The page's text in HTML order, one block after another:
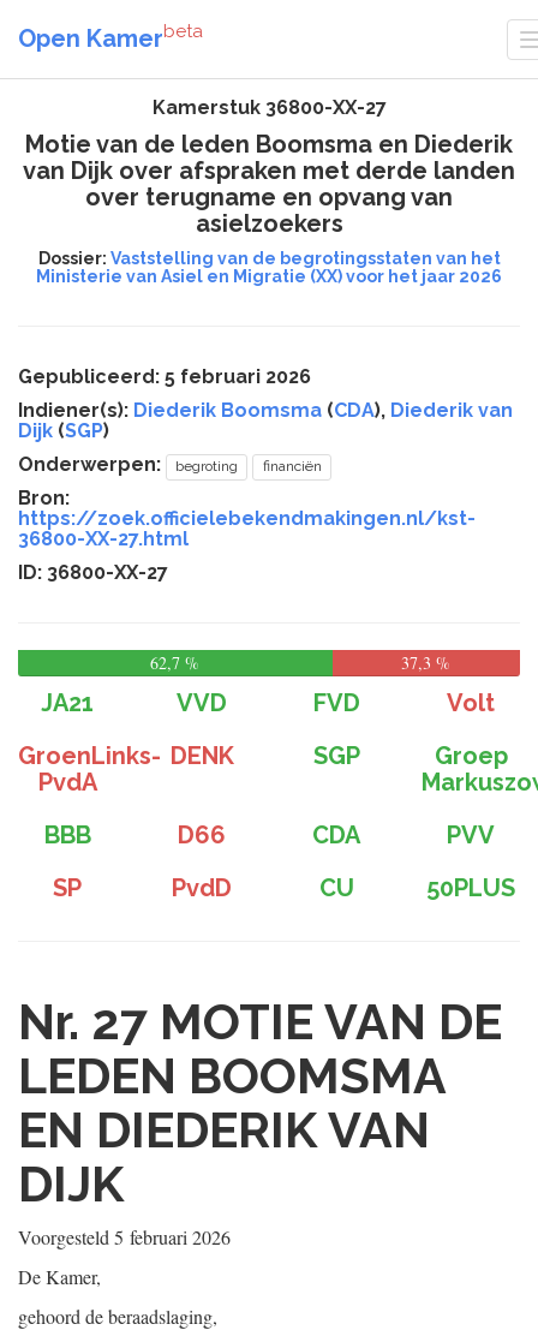
Open Kamerbeta
Kamerstuk 36800-XX-27
Motie van de leden Boomsma en Diederik
van Dijk over afspraken met derde landen
over terugname en opvang van
asielzoekers
Dossier: Vaststelling van de begrotingsstaten van het
Ministerie van Asiel en Migratie (XX) voor het jaar 2026
Gepubliceerd: 5 februari 2026
Indiener(s): Diederik Boomsma (CDA), Diederik van
Dijk (SGP)
Onderwerpen:
begroting financiën
Bron:
https://zoek.officielebekendmakingen.nl/kst-
36800-XX-27.html
ID: 36800-XX-27
62,7 % 37,3 %
JA21 VVD FVD
Volt
GroenLinks-
PvdA
DENK SGP
Groep
BBB
D66 CDA
PVV
SP
PvdD CU 50PLUS
Nr. 27 MOTIE VAN DE
LEDEN BOOMSMA
EN DIEDERIK VAN
DIJK
Voorgesteld 5 februari 2026
De Kamer,
gehoord de beraadslaging,